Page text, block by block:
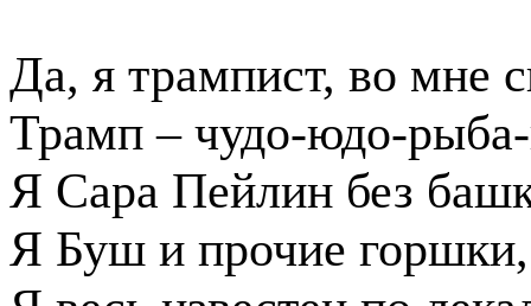
Да, я трампист, во мне
Трамп – чудо-юдо-
Я Сара Пейлин без
Я Буш и прочие горшки,